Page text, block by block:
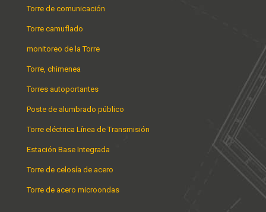
Torre de comunicación
Torre camuflado
monitoreo de la Torre
Torre, chimenea
Torres autoportantes
Poste de alumbrado público
Torre eléctrica Línea de Transmisión
Estación Base Integrada
Torre de celosía de acero
Torre de acero microondas